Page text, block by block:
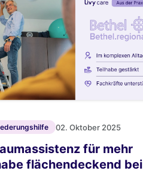
02. Oktober 2025
für mehr
flächendeckend bei